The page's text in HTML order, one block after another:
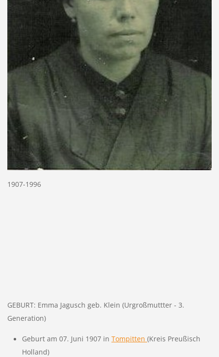
1907-1996
GEBURT: Emma Jagusch geb. Klein (Urgroßmuttter - 3.
Generation)
Geburt am 07. Juni 1907 in Tompitten (Kreis Preußisch
Holland)